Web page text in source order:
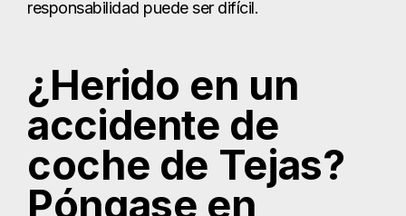
responsabilidad puede ser difícil.
¿Herido en un
accidente de
coche de Tejas?
Póngase en